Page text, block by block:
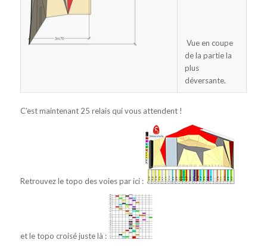
Vue en coupe
de la partie la
plus
déversante.
C’est maintenant 25 relais qui vous attendent !
Retrouvez le topo des voies par ici :
et le topo croisé juste là :